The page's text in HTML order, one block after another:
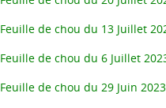
Feuille de chou du 13 Juillet
Feuille de chou du 6 Juillet
Feuille de chou du 29 Juin 2023